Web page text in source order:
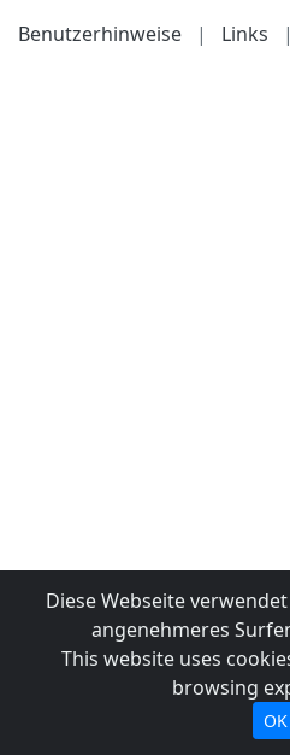
Benutzerhinweise
| Links |
Diese Webseite
angenehmeres
This website uses
browsing
OK